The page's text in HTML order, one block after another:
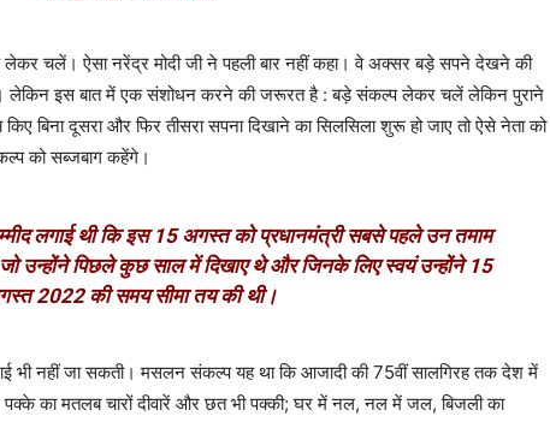
लेकर चलें। ऐसा नरेंद्र मोदी जी ने पहली बार नहीं कहा। वे अक्सर बड़े सपने देखने की
लेकिन इस बात में एक संशोधन करने की जरूरत है : बड़े संकल्प लेकर चलें लेकिन पुराने
बिना दूसरा और फिर तीसरा सपना दिखाने का सिलसिला शुरू हो जाए तो ऐसे नेता को
को सब्जबाग कहेंगे।
लगाई थी कि इस 15 अगस्त को प्रधानमंत्री सबसे पहले उन तमाम
उन्होंने पिछले कुछ साल में दिखाए थे और जिनके लिए स्वयं उन्होंने 15
2022 की समय सीमा तय की थी।
भी नहीं जा सकती। मसलन संकल्प यह था कि आजादी की 75वीं सालगिरह तक देश में
पक्के का मतलब चारों दीवारें और छत भी पक्की; घर में नल, नल में जल, बिजली का